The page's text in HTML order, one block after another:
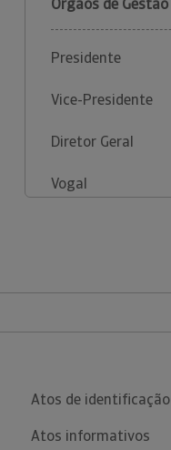
Órgãos de Gestão
Presidente
Vice-Presidente
Diretor Geral
Vogal
Atos de identificação
Atos informativos